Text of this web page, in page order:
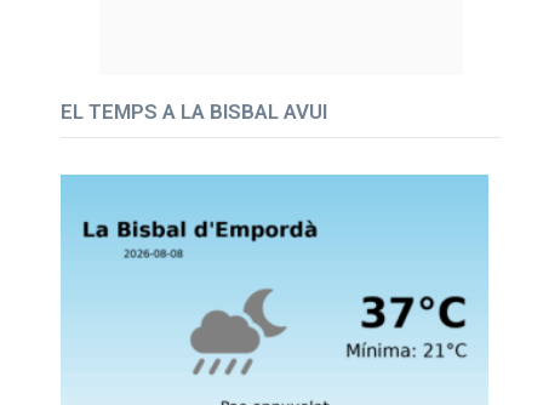
EL TEMPS A LA BISBAL AVUI